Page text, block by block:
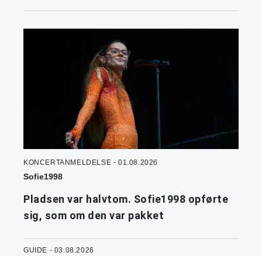
KONCERTANMELDELSE - 01.08.2026
Sofie1998
Pladsen var halvtom. Sofie1998 opførte
sig, som om den var pakket
GUIDE - 03.08.2026